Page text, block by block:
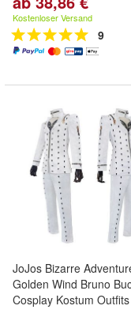
Kostenloser Versand
9
JoJos Bizarre
Golden Wind Bruno
Cosplay Kostum